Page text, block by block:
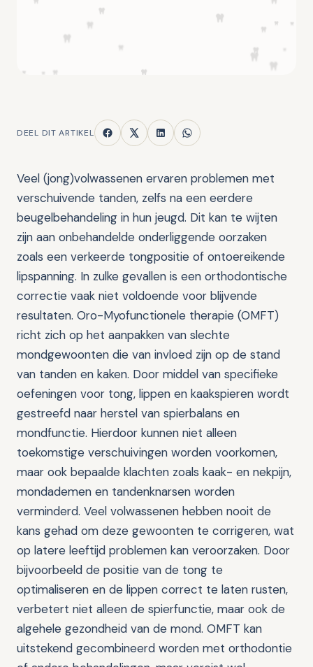
DEEL DIT ARTIKEL
Veel (jong)volwassenen ervaren problemen met
verschuivende tanden, zelfs na een eerdere
beugelbehandeling in hun jeugd. Dit kan te wijten
zijn aan onbehandelde onderliggende oorzaken
zoals een verkeerde tongpositie of ontoereikende
lipspanning. In zulke gevallen is een orthodontische
correctie vaak niet voldoende voor blijvende
resultaten. Oro-Myofunctionele therapie (OMFT)
richt zich op het aanpakken van slechte
mondgewoonten die van invloed zijn op de stand
van tanden en kaken. Door middel van specifieke
oefeningen voor tong, lippen en kaakspieren wordt
gestreefd naar herstel van spierbalans en
mondfunctie. Hierdoor kunnen niet alleen
toekomstige verschuivingen worden voorkomen,
maar ook bepaalde klachten zoals kaak- en nekpijn,
mondademen en tandenknarsen worden
verminderd. Veel volwassenen hebben nooit de
kans gehad om deze gewoonten te corrigeren, wat
op latere leeftijd problemen kan veroorzaken. Door
bijvoorbeeld de positie van de tong te
optimaliseren en de lippen correct te laten rusten,
verbetert niet alleen de spierfunctie, maar ook de
algehele gezondheid van de mond. OMFT kan
uitstekend gecombineerd worden met orthodontie